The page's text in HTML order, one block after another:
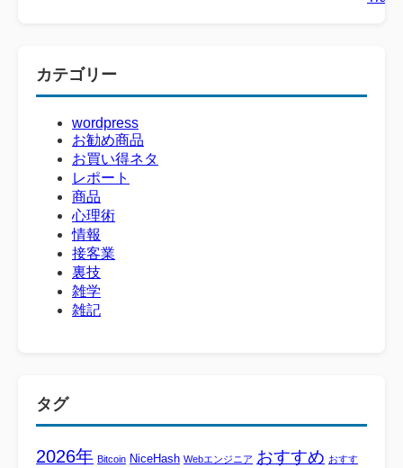
カテゴリー
wordpress
お勧め商品
お買い得ネタ
レポート
商品
心理術
情報
接客業
裏技
雑学
雑記
タグ
2026年 Bitcoin NiceHash Webエンジニア おすすめ おすす